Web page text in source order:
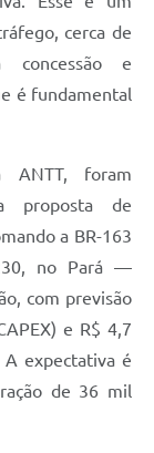
cerca de
e
é fundamental
ANTT, foram
proposta de
a BR-163
no Pará —
com previsão
e R$ 4,7
A expectativa é
de 36 mil